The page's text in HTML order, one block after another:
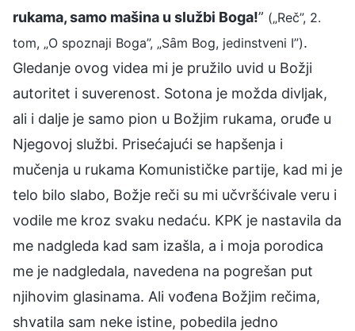
rukama, samo mašina u službi Boga!” („Reč”, 2.
tom, „O spoznaji Boga”, „Sȃm Bog, jedinstveni I”).
Gledanje ovog videa mi je pružilo uvid u Božji
autoritet i suverenost. Sotona je možda divljak,
ali i dalje je samo pion u Božjim rukama, oruđe u
Njegovoj službi. Prisećajući se hapšenja i
mučenja u rukama Komunističke partije, kad mi je
telo bilo slabo, Božje reči su mi učvršćivale veru i
vodile me kroz svaku nedaću. KPK je nastavila da
me nadgleda kad sam izašla, a i moja porodica
me je nadgledala, navedena na pogrešan put
njihovim glasinama. Ali vođena Božjim rečima,
shvatila sam neke istine, pobedila jedno